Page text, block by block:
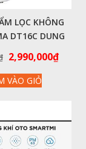
LỌC KHÔNG
DT16C DUNG
12L-15L. CÔNG
PHÒNG 50M2 –
HÃNG
Giá
là:
2,990,000₫Giá
VÀO GIỎ